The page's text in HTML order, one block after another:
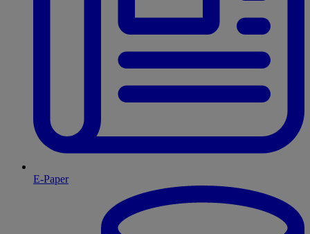
E-Paper